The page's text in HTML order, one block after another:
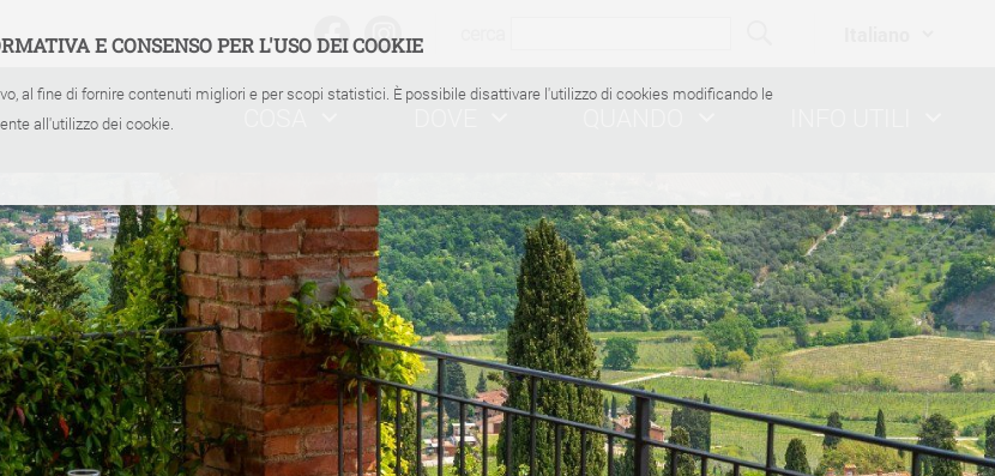
E CONSENSO PER L'USO DEI COOKIE
al fine di fornire contenuti migliori e per scopi statistici. È possibile disattivare l'utilizzo di cookies modificando le
all'utilizzo dei cookie.